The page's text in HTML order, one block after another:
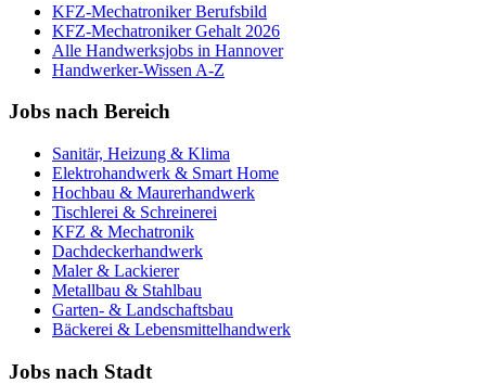
KFZ-MechatronikerBerufsbild
KFZ-MechatronikerGehalt 2026
Alle Handwerksjobs in Hannover
Handwerker-Wissen A-Z
Jobs nach Bereich
Sanitär, Heizung & Klima
Elektrohandwerk & Smart Home
Hochbau & Maurerhandwerk
Tischlerei & Schreinerei
KFZ & Mechatronik
Dachdeckerhandwerk
Maler & Lackierer
Metallbau & Stahlbau
Garten- & Landschaftsbau
Bäckerei & Lebensmittelhandwerk
Jobs nach Stadt